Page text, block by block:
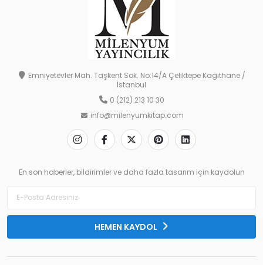
Emniyetevler Mah. Taşkent Sok. No:14/A Çeliktepe Kağıthane /
İstanbul
0 (212) 213 10 30
info@milenyumkitap.com
En son haberler, bildirimler ve daha fazla tasarım için kaydolun
HEMEN KAYDOL